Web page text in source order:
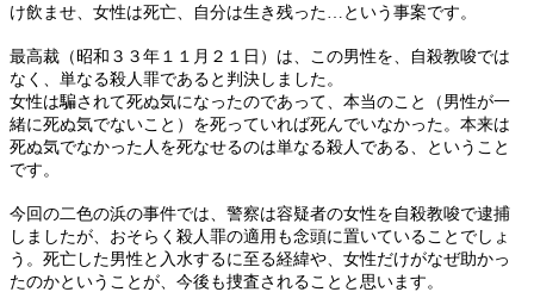
け飲ませ、女性は死亡、自分は生き残った…という事案です。
最高裁（昭和３３年１１月２１日）は、この男性を、自殺教唆では
なく、単なる殺人罪であると判決しました。
女性は騙されて死ぬ気になったのであって、本当のこと（男性が一
緒に死ぬ気でないこと）を死っていれば死んでいなかった。本来は
死ぬ気でなかった人を死なせるのは単なる殺人である、ということ
です。
今回の二色の浜の事件では、警察は容疑者の女性を自殺教唆で逮捕
しましたが、おそらく殺人罪の適用も念頭に置いていることでしょ
う。死亡した男性と入水するに至る経緯や、女性だけがなぜ助かっ
たのかということが、今後も捜査されることと思います。